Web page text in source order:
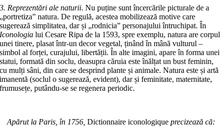
3. Reprezentări ale naturii. Nu puține sunt încercările picturale de a
„portretiza” natura. De regulă, acestea mobilizează motive care
sugerează simplitatea, dar și „rodnicia” personajului întruchipat. În
Iconologia lui Cesare Ripa de la 1593, spre exemplu, natura are corpul
unei tinere, plasat într-un decor vegetal, ținând în mână vulturul –
simbol al forței, curajului, libertății. În alte imagini, apare în forma unei
statui, formată din soclu, deasupra căruia este înălțat un bust feminin,
cu mulți sâni, din care se desprind plante și animale. Natura este și artă
imanentă (soclul o sugerează, evident), dar și feminitate, maternitate,
frumusețe, putându-se se regenera periodic.
Apărut la Paris, în 1756, Dictionnaire iconologique precizează că: